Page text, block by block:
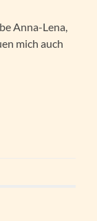
Anna-Lena,
mich auch